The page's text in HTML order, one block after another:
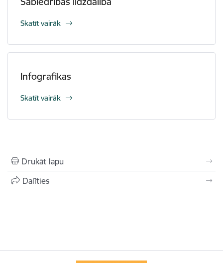
Skatīt vairāk
Infografikas
Skatīt vairāk
Drukāt lapu
Dalīties